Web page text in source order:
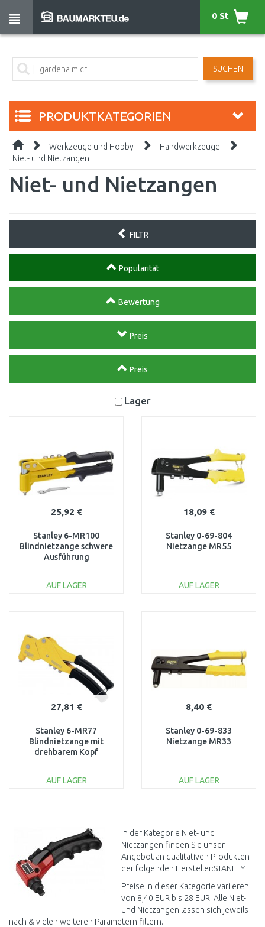
SUCHEN
0 St
PRODUKTKATEGORIEN
Werkzeuge und Hobby
Handwerkzeuge
Niet- und Nietzangen
Niet- und Nietzangen
FILTR
Popularität
Bewertung
Preis
Preis
Lager
25,92 €
Stanley 6-MR100
Blindnietzange schwere
Ausführung
AUF LAGER
18,09 €
Stanley 0-69-804
Nietzange MR55
AUF LAGER
27,81 €
Stanley 6-MR77
Blindnietzange mit
drehbarem Kopf
AUF LAGER
Vergleichen
8,40 €
Stanley 0-69-833
Nietzange MR33
AUF LAGER
Vergleichen
In der Kategorie Niet- und
Nietzangen finden Sie unser
Angebot an qualitativen Produkten
der folgenden Hersteller:STANLEY.
Preise in dieser Kategorie variieren
von 8,40 EUR bis 28 EUR. Alle Niet-
und Nietzangen lassen sich jeweils
nach & vielen weiteren Parametern filtern.